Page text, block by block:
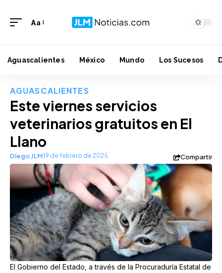
Aa
Aguascalientes México Mundo Los Sucesos
AGUASCALIENTES
Este viernes servicios
veterinarios gratuitos en El
Llano
Diego JLM19 de febrero de 2025 Compartir
El Gobierno del Estado, a través de la Procuraduría Estatal de